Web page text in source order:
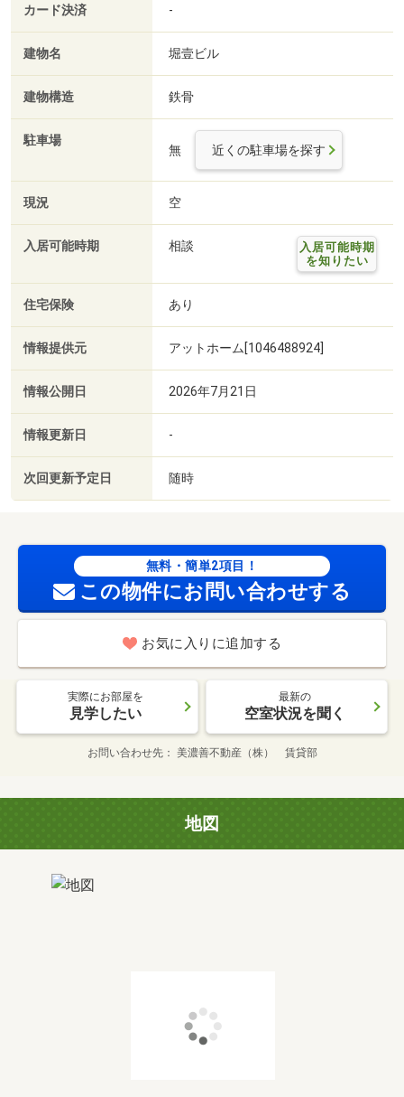
カード決済 -
建物名 堀壹ビル
建物構造 鉄骨
駐車場
無 近くの駐車場を探す
現況 空
入居可能時期 相談
入居可能時期
を知りたい
住宅保険 あり
情報提供元 アットホーム[1046488924]
情報公開日 2026年7月21日
情報更新日 -
次回更新予定日 随時
無料・簡単2項目！
この物件にお問い合わせする
お気に入りに追加する
実際にお部屋を
見学したい
最新の
空室状況を聞く
お問い合わせ先 美濃善不動産（株） 賃貸部
地図